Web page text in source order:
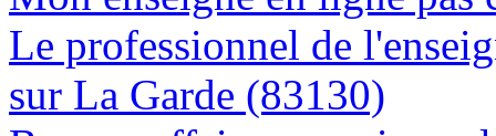
Le professionnel de
sur La Garde (83130)